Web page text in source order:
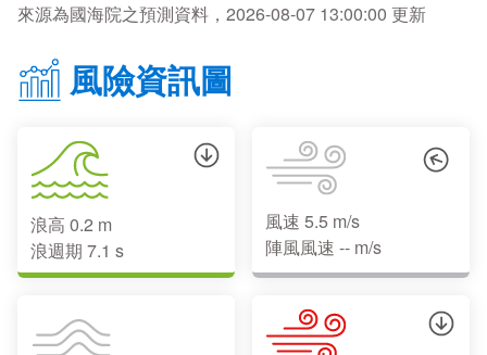
來源為國海院之預測資料，2026-08-07 13:00:00 更新
風險資訊圖
浪高 0.2 m
浪週期 7.1 s
風速 5.5 m/s
陣風風速 -- m/s